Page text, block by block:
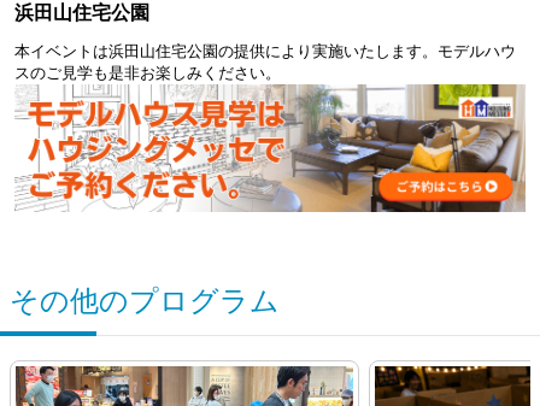
浜田山住宅公園
本イベントは浜田山住宅公園の提供により実施いたします。モデルハウ
スのご見学も是非お楽しみください。
その他のプログラム